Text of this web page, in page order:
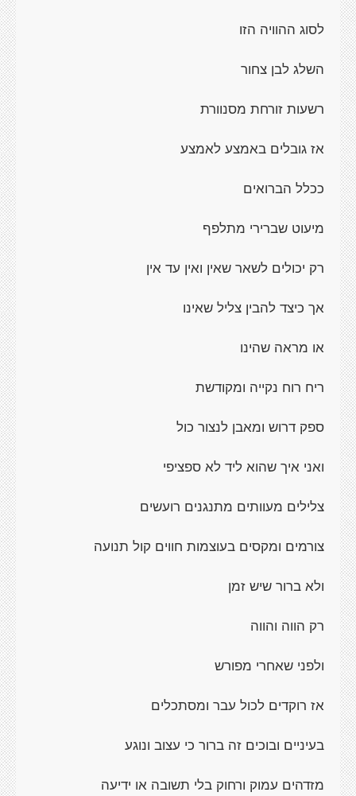
לסוג ההוויה הזו
השלג לבן צחור
רשעות זורחת מסנוורת
אז גובלים באמצע לאמצע
ככלל הברואים
מיעוט שברירי מתלפף
רק יכולים לשאר שאין ואין עד אין
אך כיצד להבין צליל שאינו
או מראה שהינו
ריח רוח נקייה ומקודשת
ספק דרוש ומאבן לנצור כול
ואני איך שהוא ליד לא ספציפי
צלילים מעוותים מתנגנים רועשים
צורמים ומקסים בעוצמות חווים קול תנועה
ולא ברור שיש זמן
רק הווה והווה
ולפני שאחרי מפורש
אז רוקדים לכול עבר ומסתכלים
בעיניים ובוכים זה ברור כי עצוב ונוגע
מזדהים עמוק ורחוק בלי תשובה או ידיעה